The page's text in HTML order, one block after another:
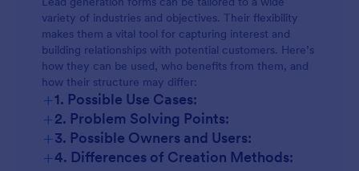
variety of industries and objectives. Their flexibility
makes them a vital tool for capturing interest and
building relationships with potential customers. Here’s
how they can be used, who benefits from them, and
how their structure may differ:
+1. Possible Use Cases:
+2. Problem Solving Points:
+3. Possible Owners and Users:
+4. Differences of Creation Methods: